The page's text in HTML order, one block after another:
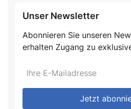
Unser Newsletter
Abonnieren Sie unseren
erhalten Zugang zu
Do
fill
*Ihre
Mailadresse:
Jetzt